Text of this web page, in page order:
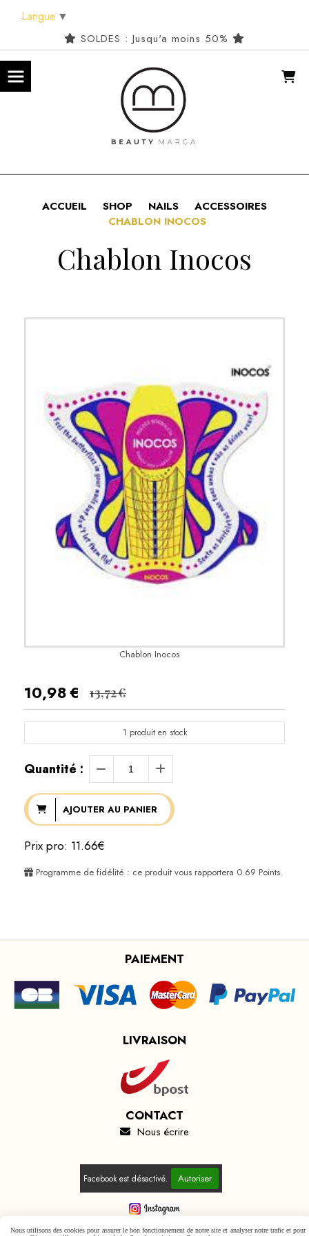
SOLDES : Jusqu'a moins 50%
ACCUEIL SHOP NAILS
ACCESSOIRES
CHABLON INOCOS
Chablon Inocos
Chablon Inocos
10,98€ 13,72€
1 produit en stock
Quantité :
AJOUTER AU PANIER
Prix pro: 11.66€
Programme de fidélité : ce produit vous rapportera 0.69 Points.
PAIEMENT
LIVRAISON
CONTACT
 Nous écrire
Facebook est désactivé. Autoriser
Langue ▼
Nous utilisons des cookies pour assurer le bon fonctionnement de notre site et analyser notre trafic et pour